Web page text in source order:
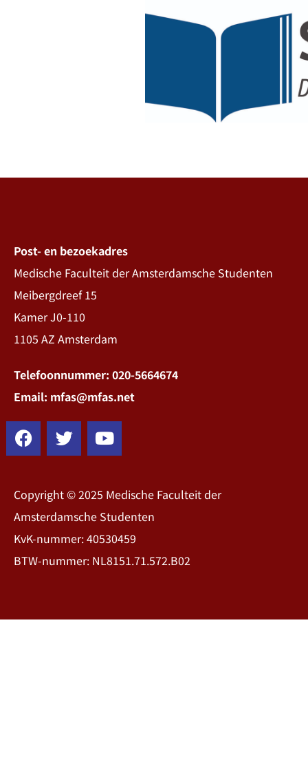
Post- en bezoekadres
Medische Faculteit der Amsterdamsche Studenten
Meibergdreef 15
Kamer J0-110
1105 AZ Amsterdam
Telefoonnummer: 020-5664674
Email: mfas@mfas.net
Copyright © 2025 Medische Faculteit der
Amsterdamsche Studenten
KvK-nummer: 40530459
BTW-nummer: NL8151.71.572.B02